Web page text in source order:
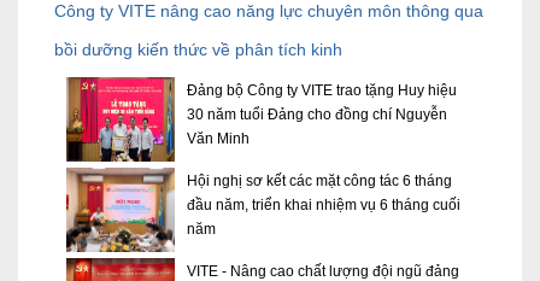
Công ty VITE nâng cao năng lực chuyên môn thông qua
bồi dưỡng kiến thức về phân tích kinh
Đảng bộ Công ty VITE trao tặng Huy hiệu
30 năm tuổi Đảng cho đồng chí Nguyễn
Văn Minh
Hội nghị sơ kết các mặt công tác 6 tháng
đầu năm, triển khai nhiệm vụ 6 tháng cuối
năm
VITE - Nâng cao chất lượng đội ngũ đảng